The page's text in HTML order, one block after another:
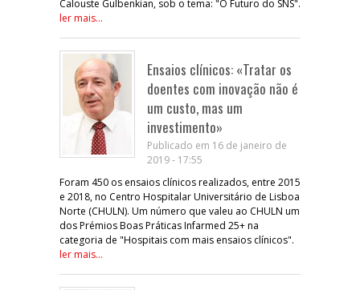
Calouste Gulbenkian, sob o tema: "O Futuro do SNS".
ler mais...
Ensaios clínicos: «Tratar os
doentes com inovação não é
um custo, mas um
investimento»
Publicado em 16 de janeiro de
2019 - 17:55
Foram 450 os ensaios clínicos realizados, entre 2015
e 2018, no Centro Hospitalar Universitário de Lisboa
Norte (CHULN). Um número que valeu ao CHULN um
dos Prémios Boas Práticas Infarmed 25+ na
categoria de "Hospitais com mais ensaios clínicos".
ler mais...